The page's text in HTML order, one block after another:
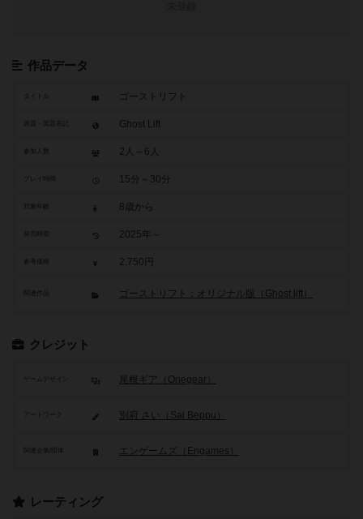
作品データ
タイトル ゴーストリフト
原題・英題表記 Ghost Lift
参加人数 2人～6人
15分～30分
対象年齢 8歳から
2025年～
参考価格 2,750円
関連作品 ゴーストリフト：オリジナル版（Ghost lift）
クレジット
ゲームデザイン 尾根ギア（Onegear）
アートワーク 別府 さい（Sai Beppu）
エンゲームズ（Engames）
レーティング